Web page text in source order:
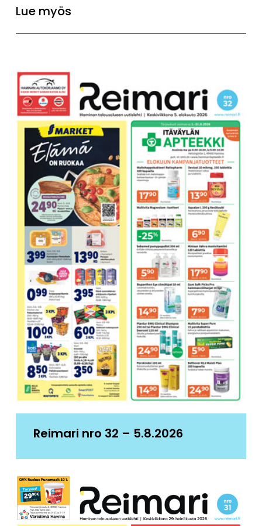
Lue myös
Reimari nro 32 – 5.8.2026